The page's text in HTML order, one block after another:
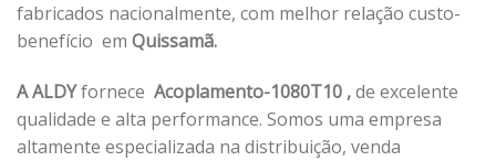
fabricados nacionalmente, com melhor relação custo-
benefício em Quissamã.
A ALDYfornece Acoplamento-1080T10 ,de excelente
qualidade e alta performance. Somos uma empresa
altamente especializada na distribuição, venda